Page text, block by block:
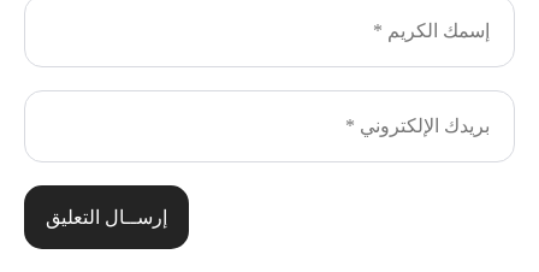
إرســال التعليق